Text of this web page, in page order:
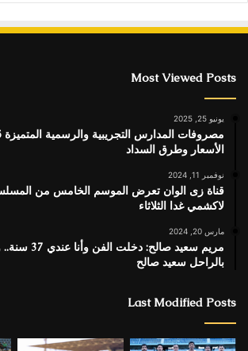
Most Viewed Posts
يونيو 25, 2025
الأسعار وطرق السداد
نوفمبر 11, 2024
قناة زى الوان تعرض الموسم الخامس من
لاكشمي غدا الثلاثاء
مارس 20, 2024
مريم سعيد
بالراحل سعيد صالح
Last Modified Posts